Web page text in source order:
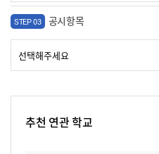
STEP 03 공시항목
추천 연관 학교